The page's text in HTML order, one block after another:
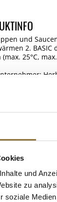
und
zu
soziale
und
2.
25°C,
Fettsäuren